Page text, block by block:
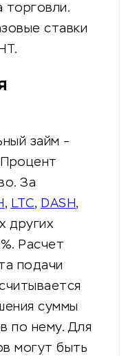
торговли.
ставки
займ –
За
, LTC, DASH,
других
Расчет
подачи
суммы
по нему. Для
могут быть